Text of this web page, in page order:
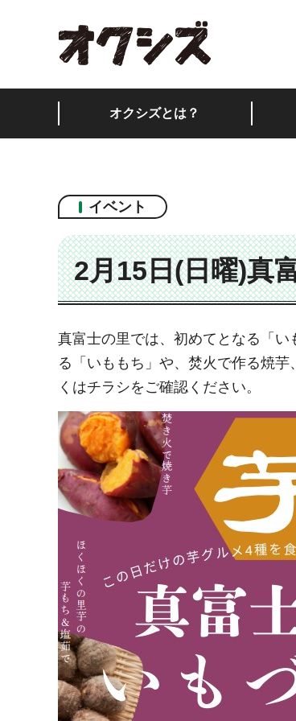
オクシズとは？
イベント
2月15日(日曜)真
真富士の里では、初めてとなる「
る「いももち」や、焚火で作る焼
くはチラシをご確認ください。